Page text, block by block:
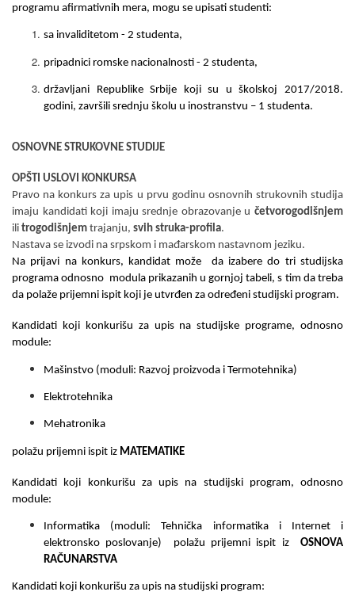
programu afirmativnih mera, mogu se upisati studenti:
sa invaliditetom - 2 studenta,
pripadnici romske nacionalnosti - 2 studenta,
državlјani Republike Srbije koji su u školskoj 2017/2018.
godini, završili srednju školu u inostranstvu – 1 studenta.
OSNOVNE STRUKOVNE STUDIJE
OPŠTI USLOVI KONKURSA
Pravo na konkurs za upis u prvu godinu osnovnih strukovnihstudija
imaju kandidati koji imaju srednje obrazovanje u četvorogodišnjem
ili trogodišnjem trajanju, svih struka-profila.
Nastava se izvodi na srpskom i mađarskom nastavnom jeziku.
Na prijavi na konkurs, kandidat može da izabere do tri studijska
programa odnosno modula prikazanih u gornjoj tabeli, s tim da treba
da polaže prijemni ispit koji je utvrđen za određeni studijski program.
Kandidati koji konkurišu za upis na studijske programe, odnosno
module:
Mašinstvo (moduli: Razvoj proizvoda i Termotehnika)
Elektrotehnika
Mehatronika
polažu prijemni ispit iz MATEMATIKE
Kandidati koji konkurišu za upis na studijski program, odnosno
module:
Informatika (moduli: Tehnička informatika i Internet i
elektronsko poslovanje) polažu prijemni ispit iz
OSNOVA
RAČUNARSTVA
Kandidati koji konkurišu za upis na studijski program: